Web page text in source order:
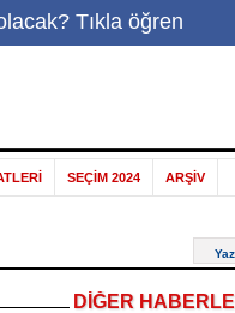
Tıkla öğren
|E-Posta|
SEÇİM 2024 ARŞİV
DİĞER